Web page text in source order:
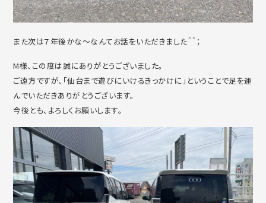
また次は７年後かな～なんてお話をいただきました＾＾；
M様、この度は誠にありがとうございました。
ご遠方ですが、「仙台まで遊びにいけるきっかけに」ということで足を運
んでいただきありがとうございます。
今後とも、よろしくお願いします。